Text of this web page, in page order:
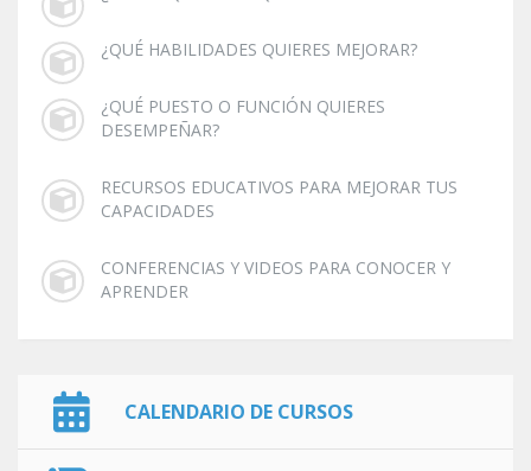
¿QUÉ HABILIDADES QUIERES MEJORAR?
¿QUÉ PUESTO O FUNCIÓN QUIERES
DESEMPEÑAR?
RECURSOS EDUCATIVOS PARA MEJORAR TUS
CAPACIDADES
CONFERENCIAS Y VIDEOS PARA CONOCER Y
APRENDER
CALENDARIO DE CURSOS